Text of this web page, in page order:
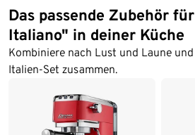
Das passende Zubehör
Italiano" in deiner Küche
Kombiniere nach Lust und Laune
Italien-Set zusammen.